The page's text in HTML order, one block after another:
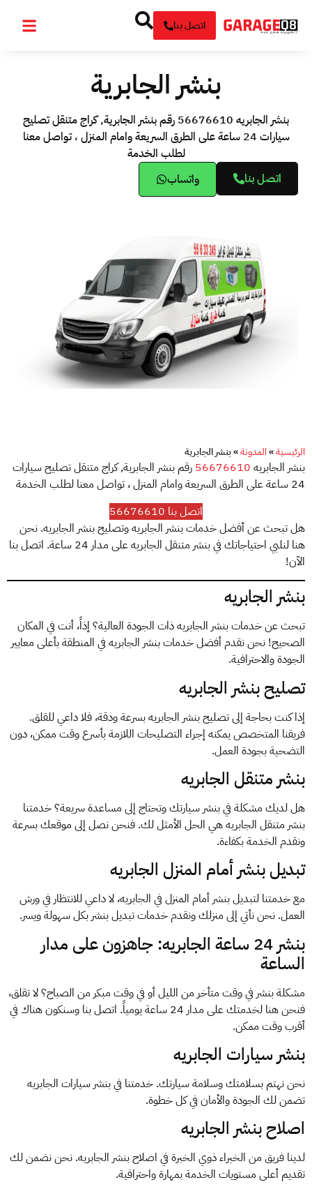
اتصل بنا
بنشر الجابرية
بنشر الجابريه 56676610 رقم بنشر الجابرية, كراج متنقل تصليح
سيارات 24 ساعة على الطرق السريعة وامام المنزل ، تواصل معنا
لطلب الخدمة
اتصل بنا
واتساب
الرئيسية»المدونة»بنشر الجابرية
بنشر الجابريه 56676610 رقم بنشر الجابرية, كراج متنقل تصليح سيارات
24 ساعة على الطرق السريعة وامام المنزل ، تواصل معنا لطلب الخدمة
اتصل بنا 56676610
هل تبحث عن أفضل خدمات بنشر الجابريه وتصليح بنشر الجابريه. نحن
هنا لنلبي احتياجاتك في بنشر متنقل الجابريه على مدار 24 ساعة. اتصل بنا
الآن!
بنشر الجابريه
تبحث عن خدمات بنشر الجابريه ذات الجودة العالية؟ إذاً، أنت في المكان
الصحيح! نحن نقدم أفضل خدمات بنشر الجابريه في المنطقة بأعلى معايير
الجودة والاحترافية.
تصليح بنشر الجابريه
إذا كنت بحاجة إلى تصليح بنشر الجابريه بسرعة ودقة، فلا داعي للقلق.
فريقنا المتخصص يمكنه إجراء التصليحات اللازمة بأسرع وقت ممكن، دون
التضحية بجودة العمل.
بنشر متنقل الجابريه
هل لديك مشكلة في بنشر سيارتك وتحتاج إلى مساعدة سريعة؟ خدمتنا
بنشر متنقل الجابريه هي الحل الأمثل لك. فنحن نصل إلى موقعك بسرعة
ونقدم الخدمة بكفاءة.
تبديل بنشر أمام المنزل الجابريه
مع خدمتنا لتبديل بنشر أمام المنزل في الجابريه، لا داعي للانتظار في ورش
العمل. نحن نأتي إلى منزلك ونقدم خدمات تبديل بنشر بكل سهولة ويسر.
بنشر 24 ساعة الجابريه: جاهزون على مدار
الساعة
مشكلة بنشر في وقت متأخر من الليل أو في وقت مبكر من الصباح؟ لا تقلق،
فنحن هنا لخدمتك على مدار 24 ساعة يومياً. اتصل بنا وسنكون هناك في
أقرب وقت ممكن.
بنشر سيارات الجابريه
نحن نهتم بسلامتك وسلامة سيارتك. خدمتنا في بنشر سيارات الجابريه
تضمن لك الجودة والأمان في كل خطوة.
اصلاح بنشر الجابريه
لدينا فريق من الخبراء ذوي الخبرة في اصلاح بنشر الجابريه. نحن نضمن لك
تقديم أعلى مستويات الخدمة بمهارة واحترافية.